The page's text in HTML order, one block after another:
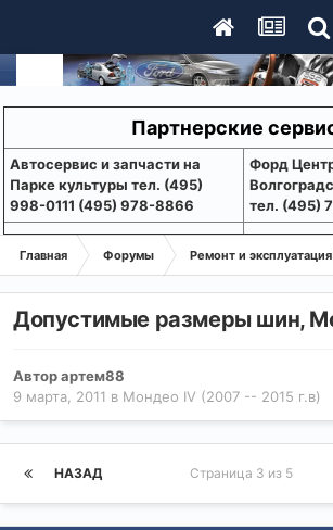
Партнерские
Aвтосервис и запчасти на
Парке культуры тел. (495)
998-0111 (495) 978-8866
Форд
тел. (495)
Главная Форумы Ремонт и
Допустимые размеры шин,
Авторартем88
9 марта, 2011 в Мондео IV (2007 -- 2015 г.в)
НАЗАД Страница 3 из 5